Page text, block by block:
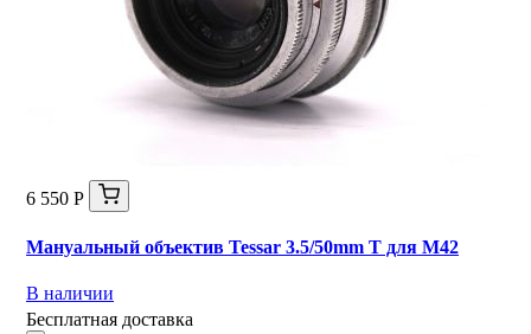
6 550 Р
Мануальный объектив Tessar 3.5/50mm T для М42
В наличии
Бесплатная доставка